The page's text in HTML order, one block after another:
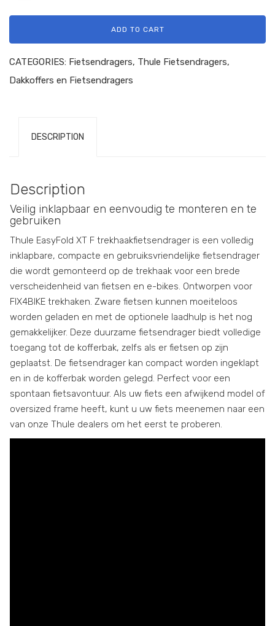
ADD TO CART
CATEGORIES: Fietsendragers, Thule Fietsendragers,
Dakkoffers en Fietsendragers
DESCRIPTION
Description
Veilig inklapbaar en eenvoudig te monteren en te
gebruiken
Thule EasyFold XT F trekhaakfietsendrager is een volledig
inklapbare, compacte en gebruiksvriendelijke fietsendrager
die wordt gemonteerd op de trekhaak voor een brede
verscheidenheid van fietsen en e-bikes. Ontworpen voor
FIX4BIKE trekhaken. Zware fietsen kunnen moeiteloos
worden geladen en met de optionele laadhulp is het nog
gemakkelijker. Deze duurzame fietsendrager biedt volledige
toegang tot de kofferbak, zelfs als er fietsen op zijn
geplaatst. De fietsendrager kan compact worden ingeklapt
en in de kofferbak worden gelegd. Perfect voor een
spontaan fietsavontuur. Als uw fiets een afwijkend model of
oversized frame heeft, kunt u uw fiets meenemen naar een
van onze Thule dealers om het eerst te proberen.